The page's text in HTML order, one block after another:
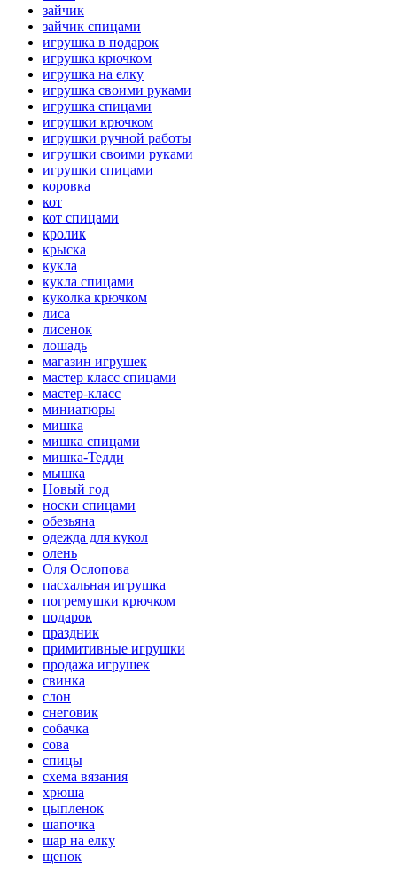
зайчик
зайчик спицами
игрушка в подарок
игрушка крючком
игрушка на елку
игрушка своими руками
игрушка спицами
игрушки крючком
игрушки ручной работы
игрушки своими руками
игрушки спицами
коровка
кот
кот спицами
кролик
крыска
кукла
кукла спицами
куколка крючком
лиса
лисенок
лошадь
магазин игрушек
мастер класс спицами
мастер-класс
миниатюры
мишка
мишка спицами
мишка-Тедди
мышка
Новый год
носки спицами
обезьяна
одежда для кукол
олень
Оля Ослопова
пасхальная игрушка
погремушки крючком
подарок
праздник
примитивные игрушки
продажа игрушек
свинка
слон
снеговик
собачка
сова
спицы
схема вязания
хрюша
цыпленок
шапочка
шар на елку
щенок